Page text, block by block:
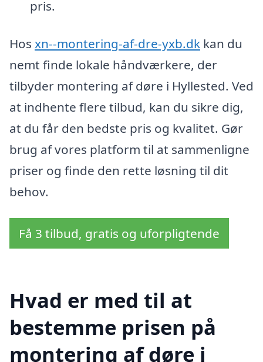
pris.
Hos xn--montering-af-dre-yxb.dk kan du
nemt finde lokale håndværkere, der
tilbyder montering af døre i Hyllested. Ved
at indhente flere tilbud, kan du sikre dig,
at du får den bedste pris og kvalitet. Gør
brug af vores platform til at sammenligne
priser og finde den rette løsning til dit
behov.
Få 3 tilbud, gratis og uforpligtende
Hvad er med til at
bestemme prisen på
montering af døre i